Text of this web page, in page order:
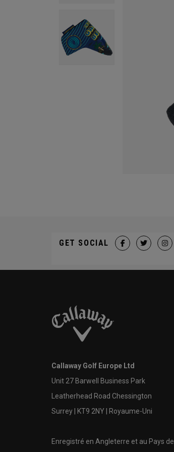
GET SOCIAL
Callaway Golf Europe Ltd
Unit 27 Barwell Business Park
Leatherhead Road Chessington
Surrey | KT9 2NY | Royaume-Uni
Enregistré en Angleterre et au Pays de